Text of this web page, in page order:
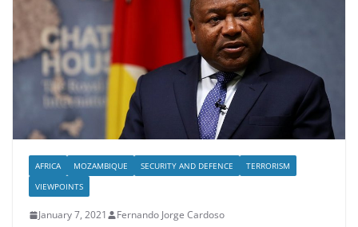
AFRICA MOZAMBIQUE SECURITY AND DEFENCE
TERRORISM
VIEWPOINTS
January 7, 2021 Fernando Jorge Cardoso